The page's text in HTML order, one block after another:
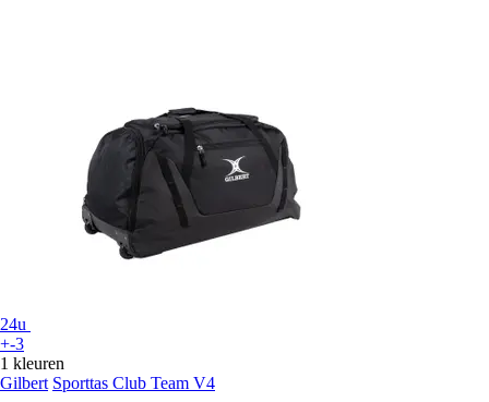
24u
+-3
1 kleuren
Gilbert Sporttas Club Team V4